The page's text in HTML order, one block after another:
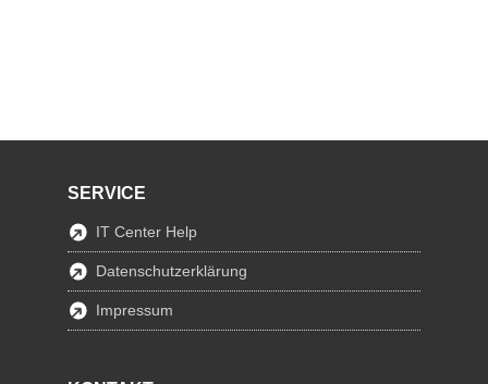
SERVICE
IT Center Help
Datenschutzerklärung
Impressum